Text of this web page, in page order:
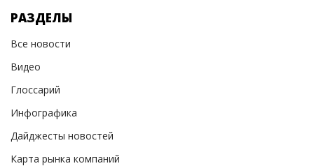
РАЗДЕЛЫ
Все новости
Видео
Глоссарий
Инфографика
Дайджесты новостей
Карта рынка компаний